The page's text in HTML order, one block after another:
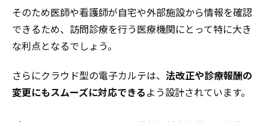
そのため医師や看護師が自宅や外部施設から情報を確認
できるため、訪問診療を行う医療機関にとって特に大き
な利点となるでしょう。
さらにクラウド型の電子カルテは、 法改正や診療報酬の
変更にもスムーズに対応できるよう設計されています。